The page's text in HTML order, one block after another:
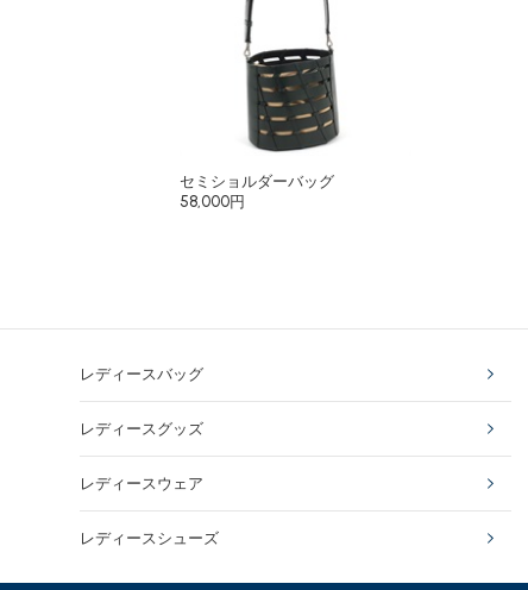
セミショルダーバッグ
58,000円
レディースバッグ
レディースグッズ
レディースウェア
レディースシューズ